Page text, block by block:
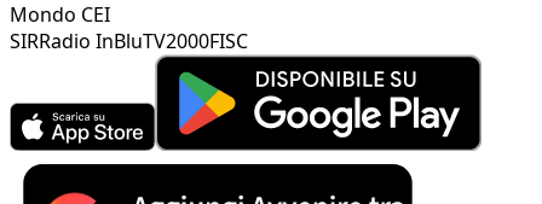
Mondo CEI
SIRRadio InBluTV2000FISC